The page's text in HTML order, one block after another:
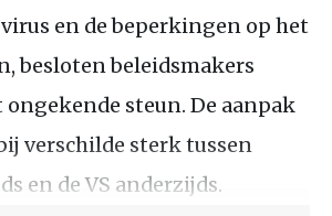
en de beperkingen op het
besloten beleidsmakers
steun. De aanpak
verschilde sterk tussen
en de VS anderzijds.